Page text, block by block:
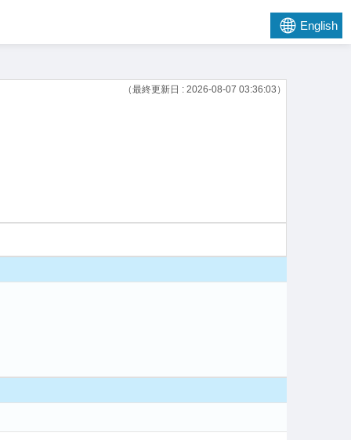
English
（最終更新日 : 2026-08-07 03:36:03）